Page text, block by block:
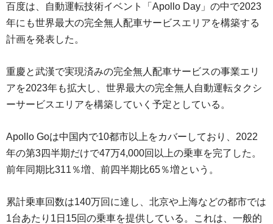
百度は、自動運転技術イベント「Apollo Day」の中で2023
年にも世界最大の完全無人配車サービスエリアを構築する
計画を発表した。
重慶と武漢で実現済みの完全無人配車サービスの事業エリ
アを2023年も拡大し、世界最大の完全無人自動運転タクシ
ーサービスエリアを構築していく予定としている。
Apollo Goは中国内で10都市以上をカバーしており、2022
年の第3四半期だけで47万4,000回以上の乗車を完了した。
前年同期比311％増、前四半期比65％増という。
累計乗車回数は140万回に達し、北京や上海などの都市では
1台あたり1日15回の乗車を提供している。これは、一般的